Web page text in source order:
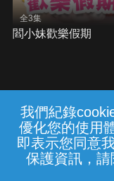
我們紀錄
優化您的使用
即表示您同意
保護資訊，
全3集
閻小妹歡樂假期
常見問題 線上
中華電信